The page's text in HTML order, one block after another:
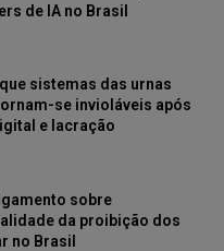
de IA no Brasil
sistemas das urnas
se invioláveis após
e lacração
sobre
da proibição dos
no Brasil